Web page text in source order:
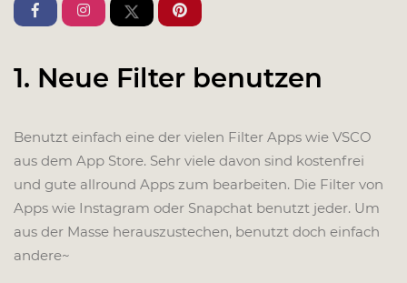
1. Neue Filter benutzen
Benutzt einfach eine der vielen Filter Apps wie VSCO
aus dem App Store. Sehr viele davon sind kostenfrei
und gute allround Apps zum bearbeiten. Die Filter von
Apps wie Instagram oder Snapchat benutzt jeder. Um
aus der Masse herauszustechen, benutzt doch einfach
andere~